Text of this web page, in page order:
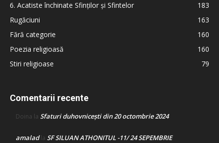
6. Acatiste închinate Sfinților și Sfintelor
183
Rugăciuni
163
Fără categorie
160
Poezia religioasă
160
Stiri religioase
79
Comentarii recente
Doina la Sfaturi duhovnicești din 20 octombrie 2024
amaladla SF SILUAN ATHONITUL -11/ 24 SEPEMBRIE